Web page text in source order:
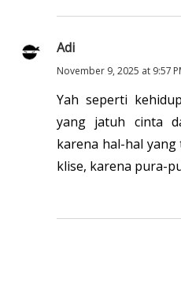
Adi
November 9, 2025 at 9:57
Yah seperti
yang jatuh cinta
karena hal-hal
klise, karena pura-